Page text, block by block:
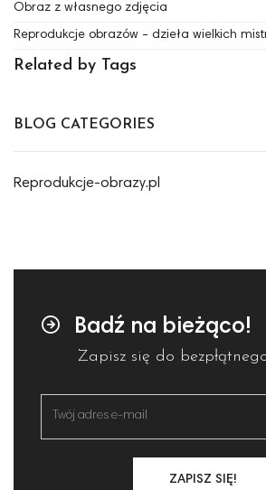
Obraz z własnego zdjęcia
Reprodukcje obrazów - dzieła wielkich
Related by Tags
BLOG CATEGORIES
Reprodukcje-obrazy.pl
Badź na bieżąco!
Zapisz się do
ZAPISZ SIĘ!